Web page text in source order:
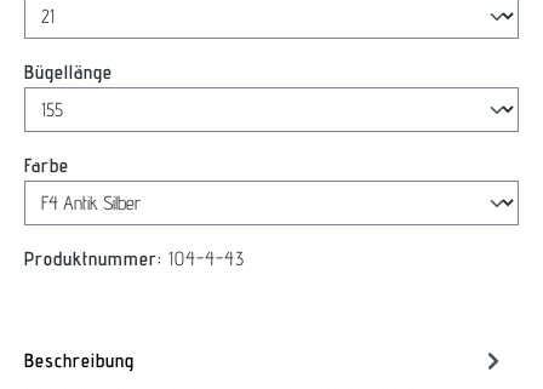
Bügellänge
Farbe
Produktnummer: 104-4-43
Beschreibung